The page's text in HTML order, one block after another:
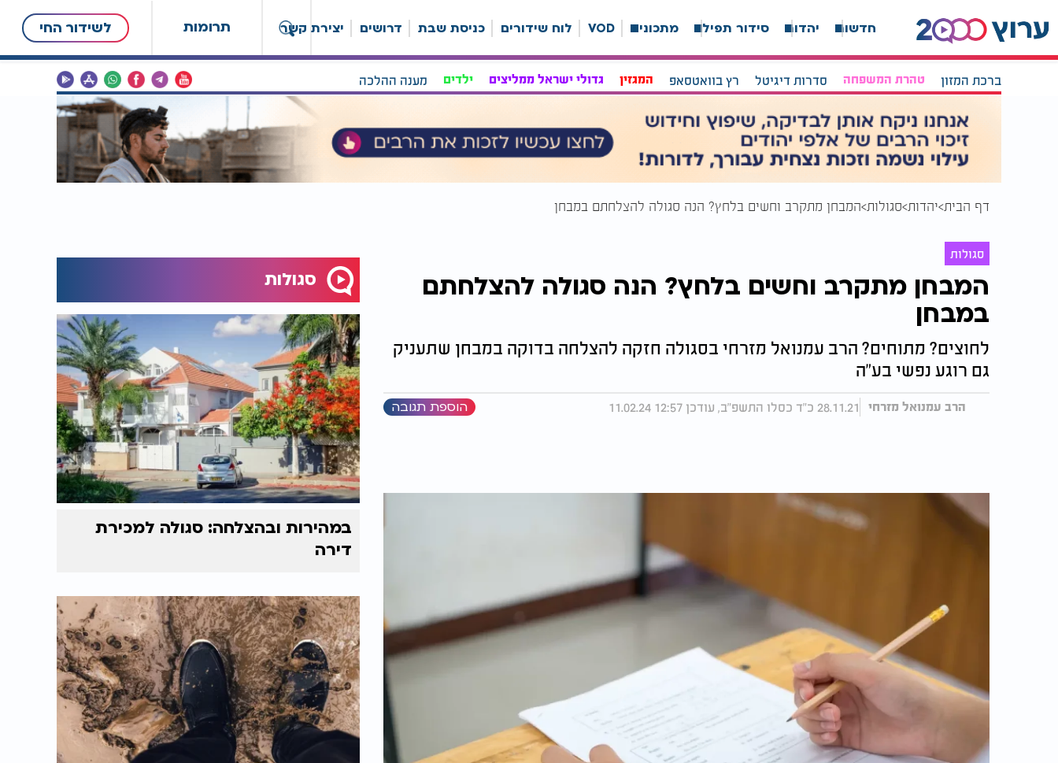
תרומות לשידור החי חדשות יהדות סידור תפילה מתכונים VOD לוח שידורים כניסת שבת דרושים יצירת קשר
ברכת המזון טהרת המשפחה סדרות דיגיטל רץ בוואטסאפ המגזין גדולי ישראל ממליצים ילדים מענה ההלכה
דף הבית יהדות סגולות המבחן מתקרב וחשים בלחץ? הנה סגולה להצלחתם במבחן
סגולות
המבחן מתקרב וחשים בלחץ? הנה סגולה להצלחתם
במבחן
לחוצים? מתוחים? הרב עמנואל מזרחי בסגולה חזקה להצלחה בדוקה במבחן שתעניק
גם רוגע נפשי בע"ה
הרב עמנואל מזרחי 28.11.21 כ"ד כסלו התשפ"ב, עודכן 12:57 11.02.24 הוספת תגובה
סגולות
במהירות ובהצלחה: סגולה למכירת
דירה